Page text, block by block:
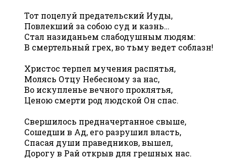
Тот поцелуй предательский Иуды,
Повлекший за собою суд и казнь…
Стал назиданьем слабодушным людям:
В смертельный грех, во тьму ведет соблазн!
Христос терпел мучения распятья,
Молясь Отцу Небесному за нас,
Во искупленье вечного проклятья,
Ценою смерти род людской Он спас.
Свершилось предначертанное свыше,
Сошедши в Ад, его разрушил власть,
Спасая души праведников, вышел,
Дорогу в Рай открыв для грешных нас.